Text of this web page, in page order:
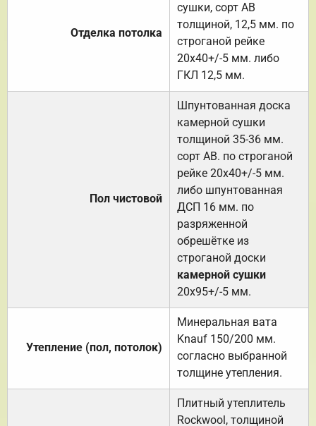
Отделка потолка
сушки, сорт АВ
толщиной, 12,5 мм. по
строганой рейке
20х40+/-5 мм. либо
ГКЛ 12,5 мм.
Пол чистовой
Шпунтованная доска
камерной сушки
толщиной 35-36 мм.
сорт АВ. по строганой
рейке 20х40+/-5 мм.
либо шпунтованная
ДСП 16 мм. по
разряженной
обрешётке из
строганой доски
камерной сушки
20х95+/-5 мм.
Утепление (пол, потолок)
Минеральная вата
Knauf 150/200 мм.
согласно выбранной
толщине утепления.
Плитный утеплитель
Rockwool, толщиной